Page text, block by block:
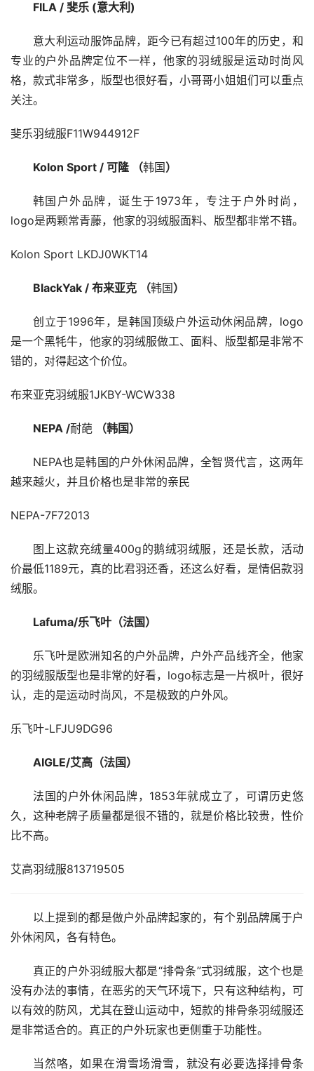
FILA / 斐乐 (意大利)
意大利运动服饰品牌，距今已有超过100年的历史，和
专业的户外品牌定位不一样，他家的羽绒服是运动时尚风
格，款式非常多，版型也很好看，小哥哥小姐姐们可以重点
关注。
斐乐羽绒服F11W944912F
Kolon Sport / 可隆 （韩国 ）
韩国户外品牌，诞生于1973年，专注于户外时尚，
logo是两颗常青藤，他家的羽绒服面料、版型都非常不错。
Kolon Sport LKDJ0WKT14
BlackYak / 布来亚克 （韩国 ）
创立于1996年，是韩国顶级户外运动休闲品牌，logo
是一个黑牦牛，他家的羽绒服做工、面料、版型都是非常不
错的，对得起这个价位。
布来亚克羽绒服1JKBY-WCW338
NEPA /耐葩 （韩国）
NEPA也是韩国的户外休闲品牌，全智贤代言，这两年
越来越火，并且价格也是非常的亲民
NEPA-7F72013
图上这款充绒量400g的鹅绒羽绒服，还是长款，活动
价最低1189元，真的比君羽还香，还这么好看，是情侣款羽
绒服。
Lafuma/乐飞叶（法国）
乐飞叶是欧洲知名的户外品牌，户外产品线齐全，他家
的羽绒服版型也是非常的好看，logo标志是一片枫叶，很好
认，走的是运动时尚风，不是极致的户外风。
乐飞叶-LFJU9DG96
AIGLE/艾高（法国）
法国的户外休闲品牌，1853年就成立了，可谓历史悠
久，这种老牌子质量都是很不错的，就是价格比较贵，性价
比不高。
艾高羽绒服813719505
以上提到的都是做户外品牌起家的，有个别品牌属于户
外休闲风，各有特色。
真正的户外羽绒服大都是“排骨条”式羽绒服，这个也是
没有办法的事情，在恶劣的天气环境下，只有这种结构，可
以有效的防风，尤其在登山运动中，短款的排骨条羽绒服还
是非常适合的。真正的户外玩家也更侧重于功能性。
当然咯，如果在滑雪场滑雪，就没有必要选择排骨条